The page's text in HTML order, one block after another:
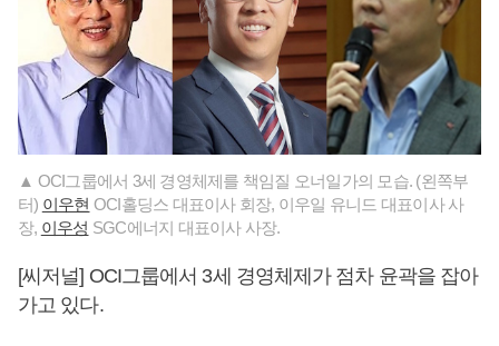
▲ OCI그룹에서 3세 경영체제를 책임질 오너일가의 모습. (왼쪽부
터) 이우현 OCI홀딩스 대표이사 회장, 이우일 유니드 대표이사 사
장, 이우성 SGC에너지 대표이사 사장.
[씨저널] OCI그룹에서 3세 경영체제가 점차 윤곽을 잡아
가고 있다.